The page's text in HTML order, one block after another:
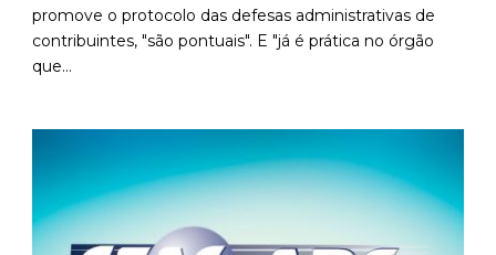
promove o protocolo das defesas administrativas de
contribuintes, "são pontuais". E "já é prática no órgão
que...